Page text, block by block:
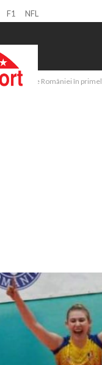
F1 NFL
naționalele României în